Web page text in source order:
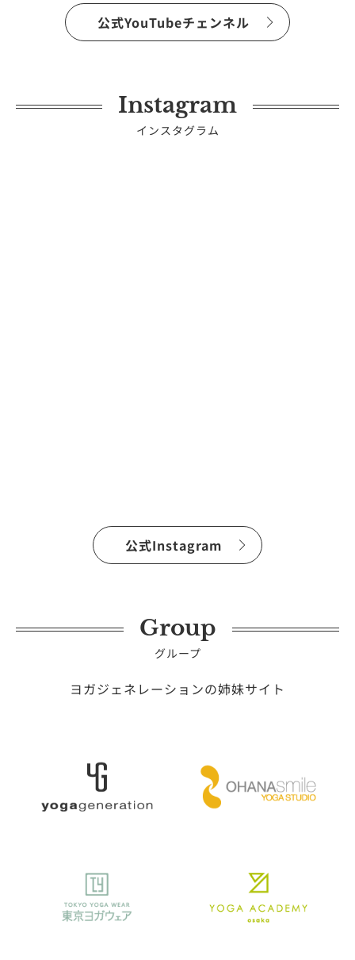
公式YouTubeチェンネル
Instagram
インスタグラム
公式Instagram
Group
グループ
ヨガジェネレーションの姉妹サイト